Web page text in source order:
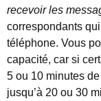
recevoir les
correspondants
téléphone. Vous
capacité, car si
5 ou 10 minutes
jusqu’à 20 ou 30